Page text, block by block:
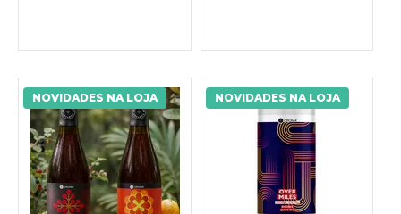
NOVIDADES NA LOJA NOVIDADES NA LOJA